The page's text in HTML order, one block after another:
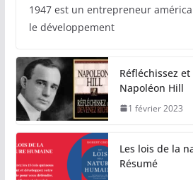
1947 est un entrepreneur
le développement
Réfléchissez
Napoléon Hill
1 février 2023
Les lois de la
Résumé